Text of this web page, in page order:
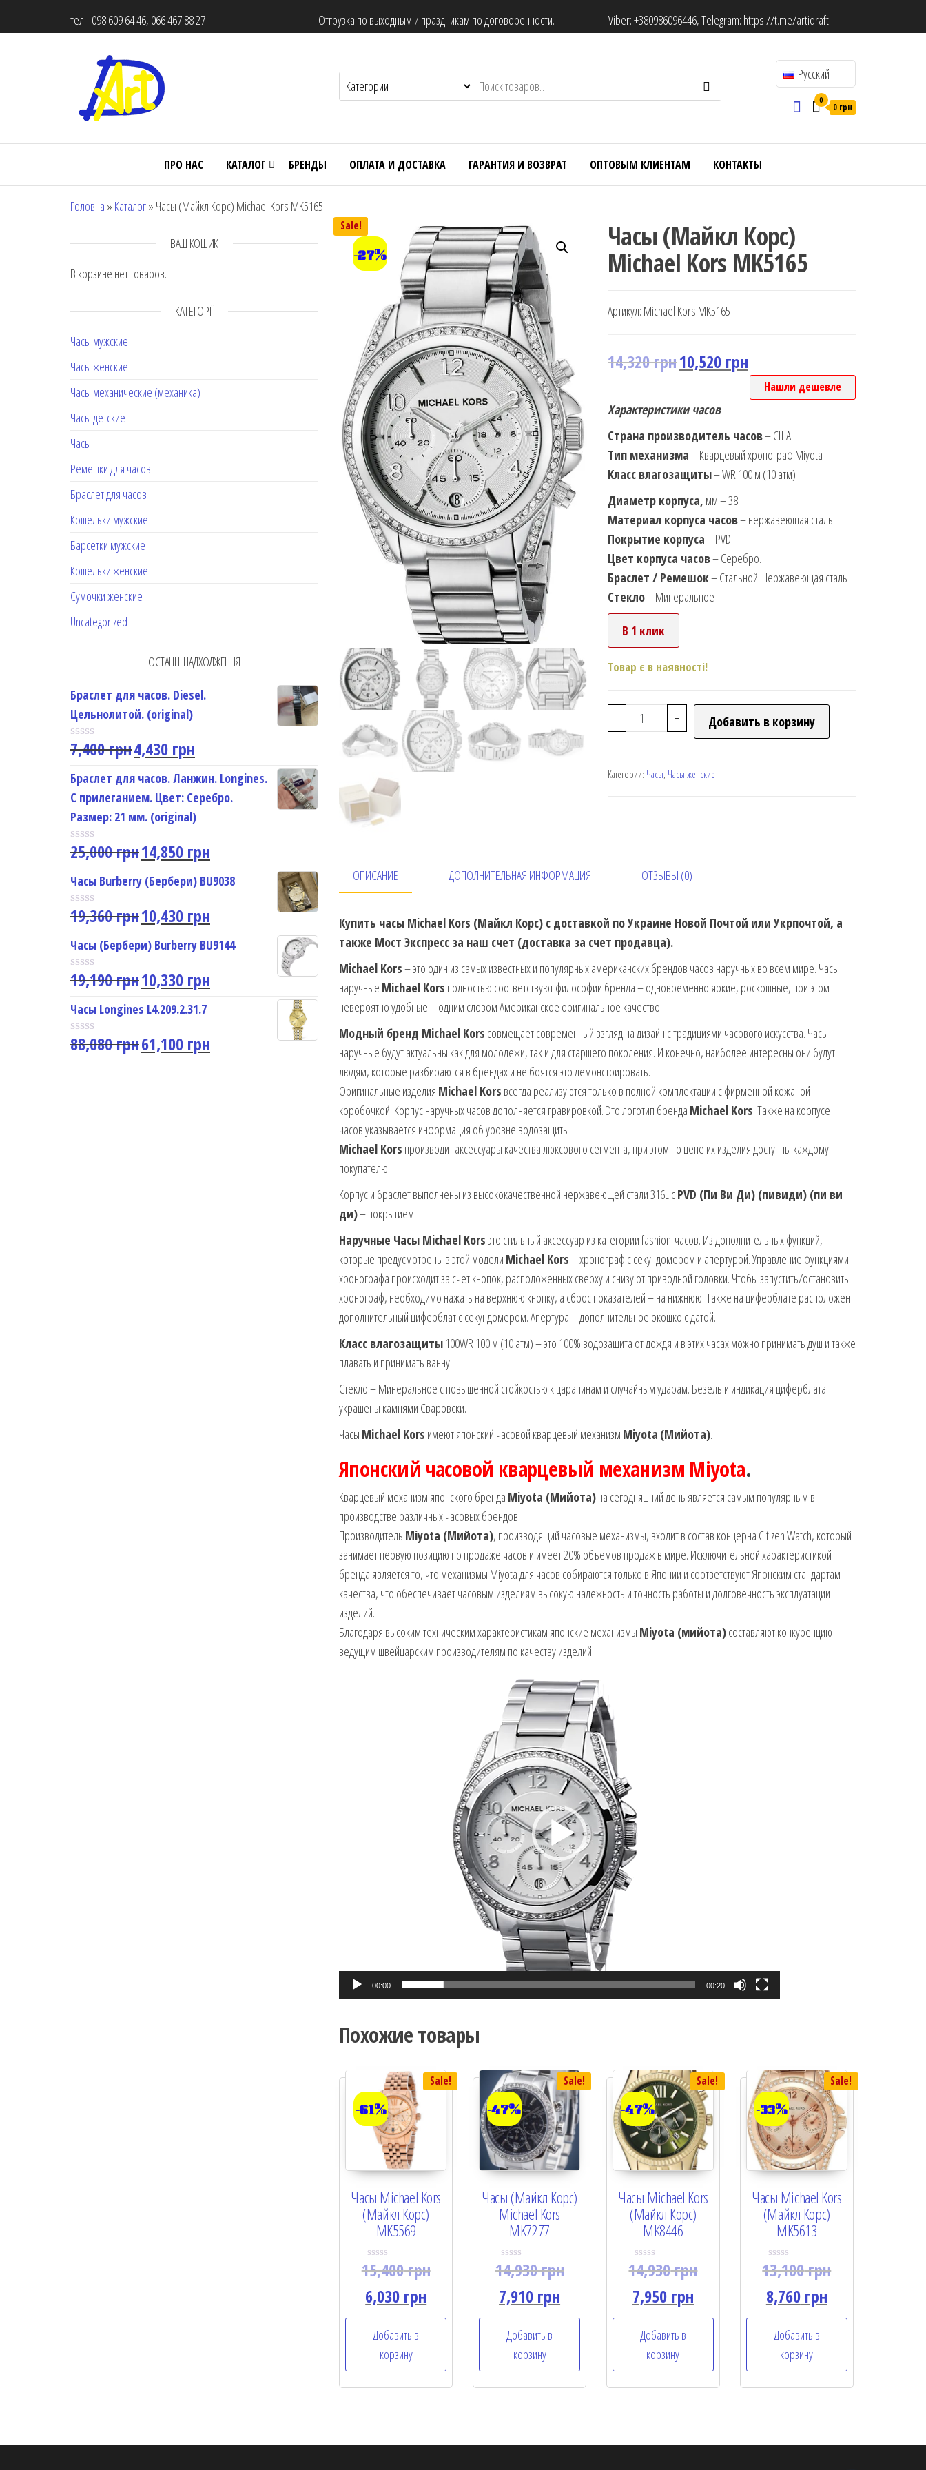
тел: 098 609 64 46, 066 467 88 27 Отгрузка по выходным и праздникам по договоренности. Viber:+380986096446, Telegram: https://t.me/artidraft
Русский
0
0 грн
ПРО НАС КАТАЛОГ БРЕНДЫ ОПЛАТА И ДОСТАВКА ГАРАНТИЯ И ВОЗВРАТ ОПТОВЫМ КЛИЕНТАМ КОНТАКТЫ
Головна » Каталог» Часы (Майкл Корс) Michael Kors MK5165
ВАШ КОШИК
В корзине нет товаров.
КАТЕГОРІЇ
Часы мужские
Часы женские
Часы механические (механика)
Часы детские
Часы
Ремешки для часов
Браслет для часов
Кошельки мужские
Барсетки мужские
Кошельки женские
Сумочки женские
Uncategorized
ОСТАННІ НАДХОДЖЕННЯ
Браслет для часов. Diesel.
Цельнолитой. (original)
R
t
e
d
0
o
u
t
o
5
7,400грн4,430 грн
Браслет для часов. Ланжин. Longines.
С прилеганием. Цвет: Серебро.
Размер: 21 мм. (original)
R
t
e
d
0
o
u
t
o
f
5
25,000грн14,850 грн
Часы Burberry (Бербери) BU9038
R
t
e
d
0
o
u
t
o
f
5
19,360грн10,430 грн
Часы (Бербери) Burberry BU9144
R
t
e
d
0
o
19,190грн10,330 грн
Часы Longines L4.209.2.31.7
R
88,080грн61,100 грн
Sale!
-27%
Часы (Майкл Корс)
Michael Kors MK5165
Артикул: Michael Kors MK5165
14,320грн10,520 грн
Нашли дешевле
Характеристики часов
Страна производитель часов– США
Тип механизма– Кварцевый хронограф Miyota
Класс влагозащиты– WR 100 м (10 атм)
Диаметр корпуса, мм – 38
Материал корпуса часов– нержавеющая сталь.
Покрытие корпуса– PVD
Цвет корпуса часов– Серебро.
Браслет / Ремешок– Стальной. Нержавеющая сталь
Стекло– Минеральное
В 1 клик
Товар є в наявності!
- + Добавить в корзину
Категории: Часы, Часы женские
ОПИСАНИЕ ДОПОЛНИТЕЛЬНАЯ ИНФОРМАЦИЯ ОТЗЫВЫ (0)
Купить часы Michael Kors (Майкл Корс) с доставкой по Украине Новой Почтой или Укрпочтой, а
также Мост Экспресс за наш счет (доставка за счет продавца).
Michael Kors– это один из самых известных и популярных американских брендов часов наручных во всем мире. Часы
наручные Michael Kors полностью соответствуют философии бренда – одновременно яркие, роскошные, при этом
невероятно удобные – одним словом Американское оригинальное качество.
Модный бренд Michael Kors совмещает современный взгляд на дизайн с традициями часового искусства. Часы
наручные будут актуальны как для молодежи, так и для старшего поколения. И конечно, наиболее интересны они будут
людям, которые разбираются в брендах и не боятся это демонстрировать.
Оригинальные изделия Michael Kors всегда реализуются только в полной комплектации с фирменной кожаной
коробочкой. Корпус наручных часов дополняется гравировкой. Это логотип бренда Michael Kors. Также на корпусе
часов указывается информация об уровне водозащиты.
Michael Kors производит аксессуары качества люксового сегмента, при этом по цене их изделия доступны каждому
покупателю.
Корпус и браслет выполнены из высококачественной нержавеющей стали 316L сPVD (Пи Ви Ди) (пивиди) (пи ви
ди)– покрытием.
Наручные Часы Michael Korsэто стильный аксессуар из категории fashion-часов. Из дополнительных функций,
которые предусмотрены в этой модели Michael Kors– хронограф с секундомером и апертурой. Управление функциями
хронографа происходит за счет кнопок, расположенных сверху и снизу от приводной головки. Чтобы запустить/остановить
хронограф, необходимо нажать на верхнюю кнопку, а сброс показателей – на нижнюю. Также на циферблате расположен
дополнительный циферблат с секундомером. Апертура – дополнительное окошко с датой.
Класс влагозащиты 100WR 100 м (10 атм) – это 100% водозащита от дождя и в этих часах можно принимать душ и также
плавать и принимать ванну.
Стекло – Минеральное с повышенной стойкостью к царапинам и случайным ударам. Безель и индикация циферблата
украшены камнями Сваровски.
Часы Michael Kors имеют японский часовой кварцевый механизм Miyota (Мийота).
Японский часовой кварцевый механизм Miyota.
Кварцевый механизм японского бренда Miyota (Мийота)на сегодняшний день является самым популярным в
производстве различных часовых брендов.
Производитель Miyota (Мийота), производящий часовые механизмы, входит в состав концерна Citizen Watch, который
занимает первую позицию по продаже часов и имеет 20% объемов продаж в мире. Исключительной характеристикой
бренда является то, что механизмы Miyota для часов собираются только в Японии и соответствуют Японским стандартам
качества, что обеспечивает часовым изделиям высокую надежность и точность работы и долговечность эксплуатации
изделий.
Благодаря высоким техническим характеристикам японские механизмы Miyota (мийота)составляют конкуренцию
ведущим швейцарским производителям по качеству изделий.
00:00 00:20
Похожие товары
Sale!
-61%
Часы Michael Kors
(Майкл Корс)
MK5569
R
a
t
e
d
0
u
f
15,400грн
6,030 грн
Добавить в
корзину
Sale!
-47%
Часы (Майкл Корс)
Michael Kors
MK7277
R
a
t
e
d
0
f
14,930грн
7,910 грн
Добавить в
корзину
Sale!
-47%
Часы Michael Kors
(Майкл Корс)
MK8446
R
a
t
e
d
0
f
14,930грн
7,950грн
Добавить в
корзину
Sale!
-33%
Часы Michael Kors
(Майкл Корс)
MK5613
R
a
t
e
d
0
f
13,100грн
8,760грн
Добавить в
корзину